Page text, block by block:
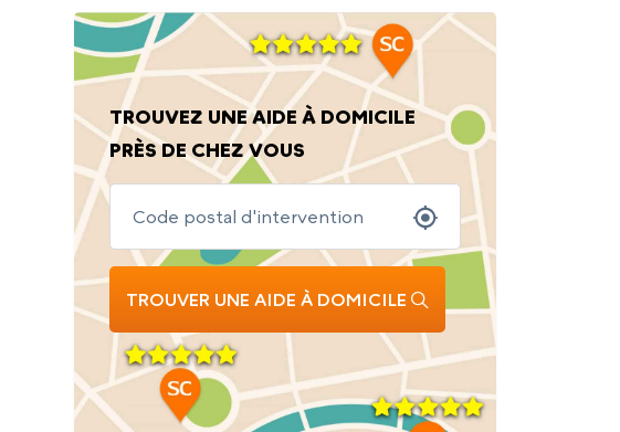
TROUVEZ UNE AIDE À DOMICILE
PRÈS DE CHEZ VOUS
TROUVER UNE AIDE À DOMICILE